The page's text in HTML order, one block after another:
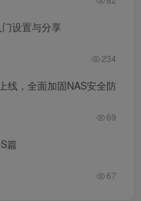
设置与分享
234
线，全面加固NAS安全防
69
篇
67